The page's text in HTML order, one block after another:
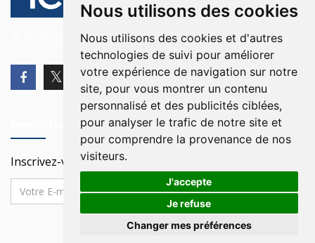
Nous utilisons des cookies
Nous utilisons des cookies et d'autres
technologies de suivi pour améliorer
votre expérience de navigation sur notre
site, pour vous montrer un contenu
personnalisé et des publicités ciblées,
pour analyser le trafic de notre site et
pour comprendre la provenance de nos
visiteurs.
J'accepte
Je refuse
Changer mes préférences
© 2026 Ici Beyrouth. Tous les droits sont réservés.
Inscrivez-vous à notre Newsletter